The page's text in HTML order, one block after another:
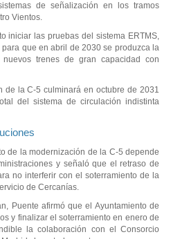
de señalización en los tramos
Vientos.
iniciar las pruebas del sistema ERTMS,
que en abril de 2030 se produzca la
trenes de gran capacidad con
de la C-5 culminará en octubre de 2031
del sistema de circulación indistinta
de la modernización de la C-5 depende
y señaló que el retraso de
no interferir con el soterramiento de la
de Cercanías.
Puente afirmó que el Ayuntamiento de
y finalizar el soterramiento en enero de
la colaboración con el Consorcio